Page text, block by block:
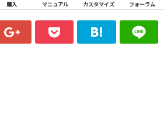
購入 マニュアル カスタマイズ フォーラム